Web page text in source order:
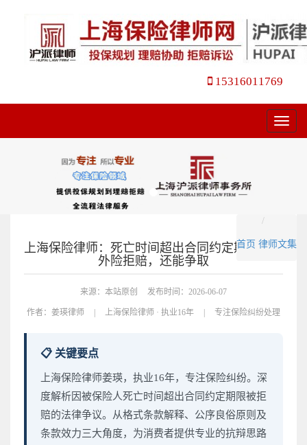
15316011769
菜
单
首页 律师文集
上海保险律师：死亡时间超出合同约定期限被意
外险拒赔，还能争取
来源：本站原创 发布时间：2026-06-07
作者： 姜瑛律师 | 上海保险律师 · 执业16年 | 专注保险纠纷处理
📋 关键要点
上海保险律师姜瑛，执业16年，专注保险纠纷。深
度解析因被保险人死亡时间超出合同约定期限被拒
赔的法律争议。从格式条款解释、公序良俗原则及
条款效力三大角度，为消费者提供专业的抗辩思路